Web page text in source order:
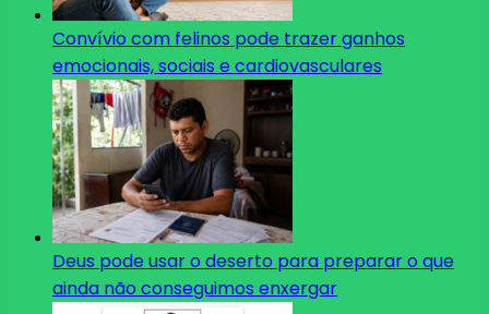
Convívio com felinos pode trazer ganhos
emocionais, sociais e cardiovasculares
Deus pode usar o deserto para preparar o que
ainda não conseguimos enxergar